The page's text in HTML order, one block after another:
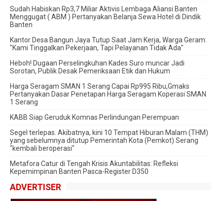
‎Sudah Habiskan Rp3,7 Miliar ‎Aktivis Lembaga Aliansi Banten
Menggugat ( ABM ) Pertanyakan Belanja Sewa Hotel di Dindik
Banten
Kantor Desa Bangun Jaya Tutup Saat Jam Kerja, Warga Geram:
"Kami Tinggalkan Pekerjaan, Tapi Pelayanan Tidak Ada"
Heboh! Dugaan Perselingkuhan Kades Suro muncar Jadi
Sorotan, Publik Desak Pemeriksaan Etik dan Hukum
Harga Seragam SMAN 1 Serang Capai Rp995 Ribu,Gmaks
Pertanyakan Dasar Penetapan Harga Seragam Koperasi SMAN
1 Serang
‎KABB Siap Geruduk Komnas Perlindungan Perempuan
Segel terlepas. Akibatnya, kini 10 Tempat Hiburan Malam (THM)
yang sebelumnya ditutup Pemerintah Kota (Pemkot) Serang
"kembali beroperasi"
Metafora Catur di Tengah Krisis Akuntabilitas: Refleksi
Kepemimpinan Banten Pasca-Register D350
ADVERTISER